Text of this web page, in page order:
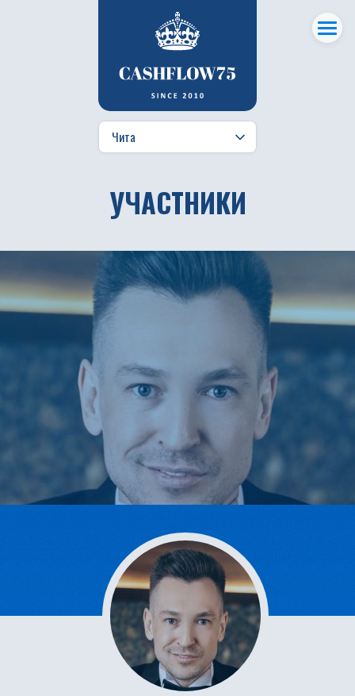
УЧАСТНИКИ